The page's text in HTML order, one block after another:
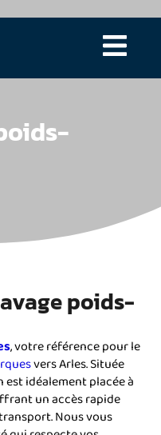
poids-
, votre référence pour le
vers Arles. Située
est idéalement placée à
un accès rapide
Nous vous